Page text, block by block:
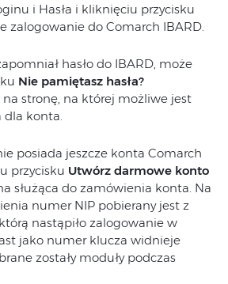
i Hasła i kliknięciu przycisku
zalogowanie do Comarch IBARD.
hasło do IBARD, może
Nie pamiętasz hasła?
stronę, na której możliwe jest
dla konta.
posiada jeszcze konta Comarch
przycisku Utwórz darmowe konto
służąca do zamówienia konta. Na
numer NIP pobierany jest z
nastąpiło zalogowanie w
jako numer klucza widnieje
zostały moduły podczas